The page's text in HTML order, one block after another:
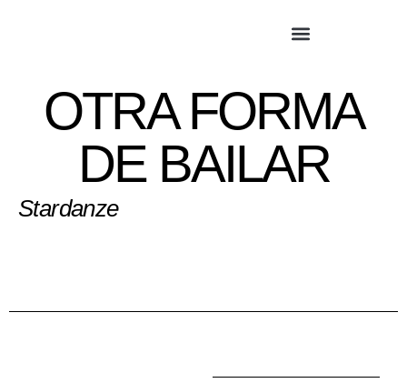
OTRA FORMA
DE BAILAR
Stardanze